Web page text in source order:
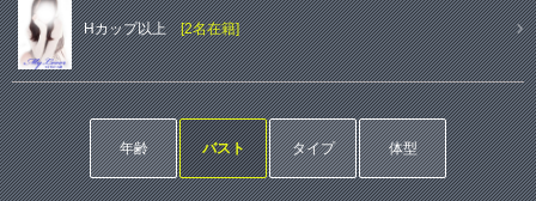
Hカップ以上[2名在籍]
年齢 バスト タイプ 体型